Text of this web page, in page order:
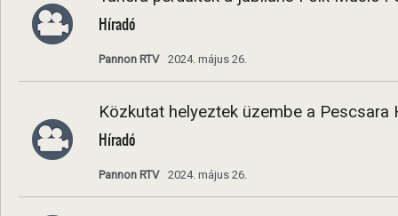
Híradó
Pannon RTV 2024. május 26.
Közkutat helyeztek üzembe a Pescsara
Híradó
Pannon RTV 2024. május 26.